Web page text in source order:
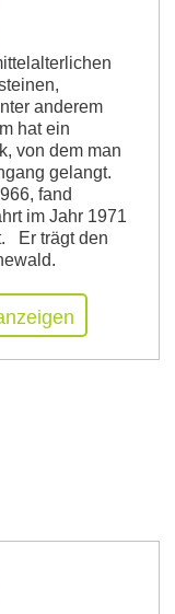
anderem
hat ein
von dem man
gelangt.
fand
im Jahr 1971
Er trägt den